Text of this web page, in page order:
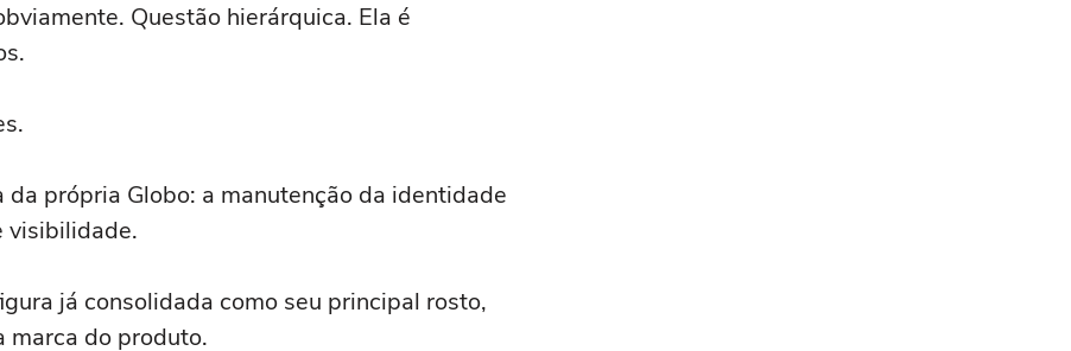
Questão hierárquica. Ela é
própria Globo: a manutenção da identidade
visibilidade.
já consolidada como seu principal rosto,
marca do produto.